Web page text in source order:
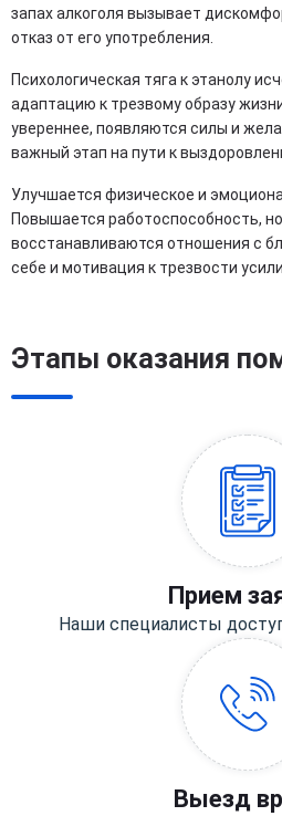
запах алкоголя вызывает
отказ от его употребления.
Психологическая тяга к этанолу
адаптацию к трезвому образу
увереннее, появляются силы и
важный этап на пути к
Улучшается физическое и
Повышается работоспособность,
восстанавливаются отношения с
себе и мотивация к трезвости
Этапы оказания
Прием
Наши специалисты
Выезд